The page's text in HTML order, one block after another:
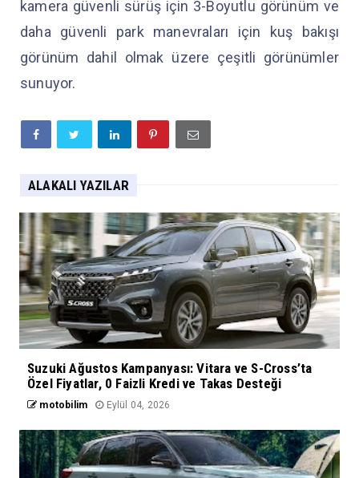
kamera güvenli sürüş için 3-Boyutlu görünüm ve
daha güvenli park manevraları için kuş bakışı
görünüm dahil olmak üzere çeşitli görünümler
sunuyor.
ALAKALI YAZILAR
Suzuki Ağustos Kampanyası: Vitara ve S-Cross’ta
Özel Fiyatlar, 0 Faizli Kredi ve Takas Desteği
motobilim Eylül 04, 2026